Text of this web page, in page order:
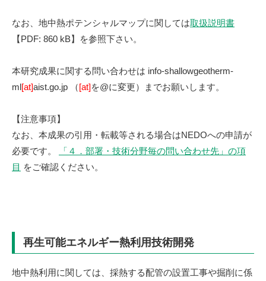
なお、地中熱ポテンシャルマップに関しては取扱説明書
【PDF: 860 kB】を参照下さい。
本研究成果に関する問い合わせは info-shallowgeotherm-
ml[at]aist.go.jp （[at]を@に変更）までお願いします。
【注意事項】
なお、本成果の引用・転載等される場合はNEDOへの申請が
必要です。
「４．部署・技術分野毎の問い合わせ先」の項
目 をご確認ください。
再生可能エネルギー熱利用技術開発
地中熱利用に関しては、採熱する配管の設置工事や掘削に係